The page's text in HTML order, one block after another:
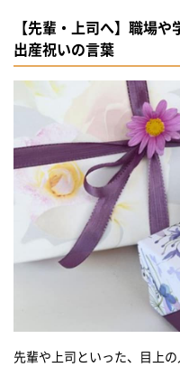
【先輩・上司へ】職場
出産祝いの言葉
先輩や上司といった、目上